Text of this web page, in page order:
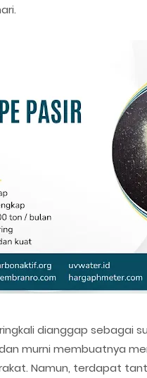
dianggap sebagai
murni membuatnya
Namun, terdapat